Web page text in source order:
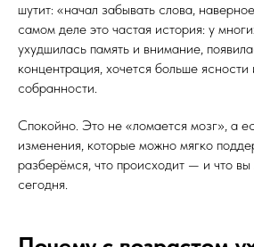
шутит: «начал забывать слова,
самом деле это частая история: у
ухудшилась память и внимание,
концентрация, хочется больше ясности
собранности.
Спокойно. Это не «ломается мозг», а
изменения, которые можно мягко
разберёмся, что происходит — и что
сегодня.